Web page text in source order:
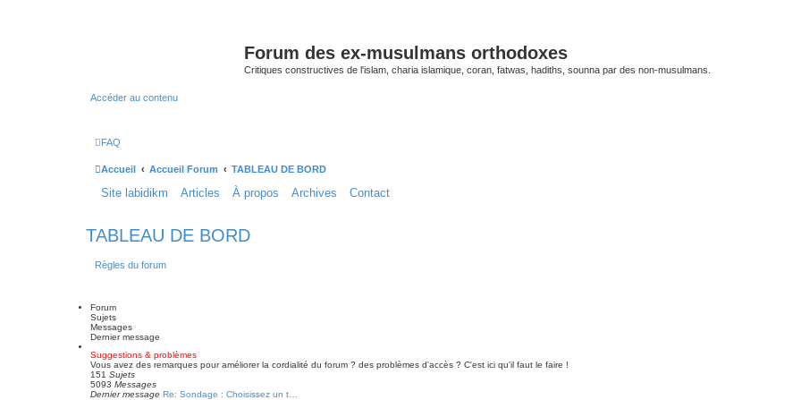
Forum des ex-musulmans orthodoxes
Critiques constructives de l'islam, charia islamique, coran, fatwas, hadiths, sounna par des non-musulmans.
Accéder au contenu
FAQ
Accueil Accueil Forum TABLEAU DE BORD
Site labidikm Articles À propos Archives Contact
TABLEAU DE BORD
Règles du forum
Forum
Sujets
Messages
Dernier message
Suggestions & problèmes
Vous avez des remarques pour améliorer la cordialité du forum ? des problèmes d'accès ? C'est ici qu'il faut le faire !
151 Sujets
5093 Messages
Dernier message Re: Sondage : Choisissez un t…